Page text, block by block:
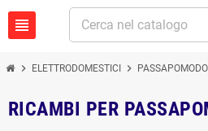
view_headline
chevron_right ELETTRODOMESTICI chevron_right
RICAMBI PER